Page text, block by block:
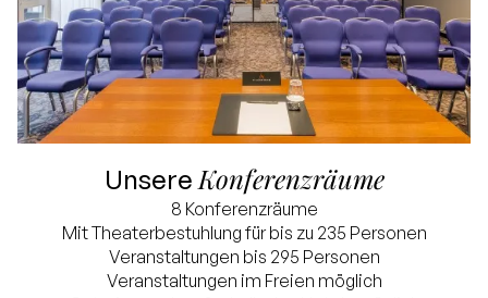
UnsereKonferenzräume
8 Konferenzräume
Mit Theaterbestuhlung für bis zu 235 Personen
Veranstaltungen bis 295 Personen
Veranstaltungen im Freien möglich